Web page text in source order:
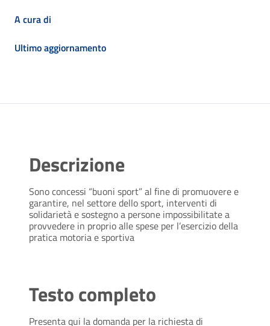
A cura di
Ultimo aggiornamento
Descrizione
Sono concessi “buoni sport” al fine di promuovere e
garantire, nel settore dello sport, interventi di
solidarietà e sostegno a persone impossibilitate a
provvedere in proprio alle spese per l’esercizio della
pratica motoria e sportiva
Testo completo
Presenta qui la domanda per la richiesta di